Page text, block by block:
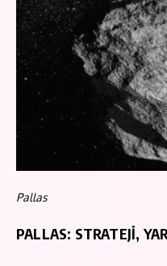
Pallas
PALLAS: STRATEJİ,